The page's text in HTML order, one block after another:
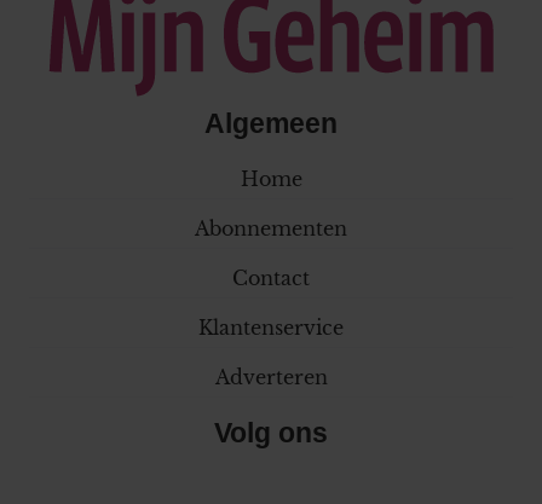
Algemeen
Home
Abonnementen
Contact
Klantenservice
Adverteren
Volg ons